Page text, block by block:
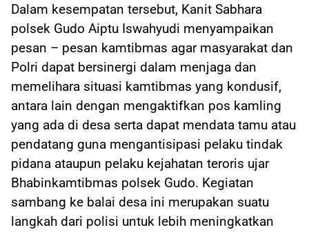
Dalam kesempatan tersebut, Kanit Sabhara
polsek Gudo Aiptu Iswahyudi menyampaikan
pesan – pesan kamtibmas agar masyarakat dan
Polri dapat bersinergi dalam menjaga dan
memelihara situasi kamtibmas yang kondusif,
antara lain dengan mengaktifkan pos kamling
yang ada di desa serta dapat mendata tamu atau
pendatang guna mengantisipasi pelaku tindak
pidana ataupun pelaku kejahatan teroris ujar
Bhabinkamtibmas polsek Gudo. Kegiatan
sambang ke balai desa ini merupakan suatu
langkah dari polisi untuk lebih meningkatkan